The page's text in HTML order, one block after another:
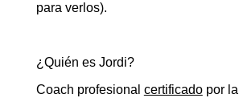
para verlos).
¿Quién es Jordi?
Coach profesional certificadopor la